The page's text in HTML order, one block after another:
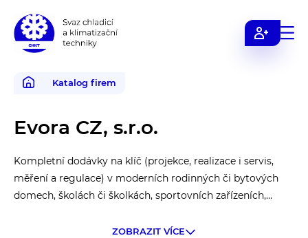
Svaz
chladicí
klimatizační
Katalog firem
Evora CZ, s.r.o.
Kompletní dodávky na klíč (projekce, realizace i servis,
měření a regulace) v moderních rodinných či bytových
domech, školách či školkách, sportovních zařízeních,
kvalitních produktů od renomovaných výrobců (Hitachi,
ZOBRAZIT VÍCE